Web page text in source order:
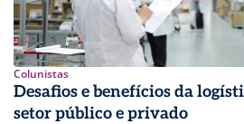
Colunistas
Desafios e benefícios da
setor público e privado